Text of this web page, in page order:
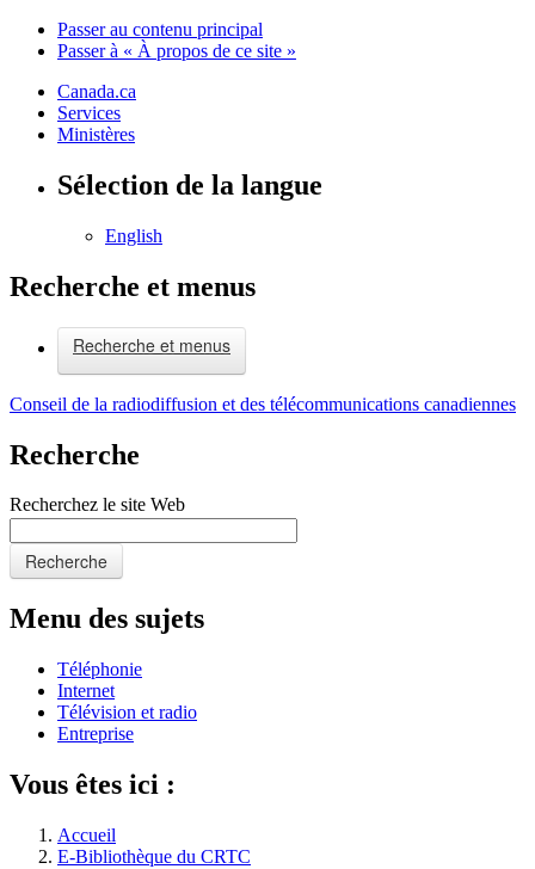
Passer au contenu principal
Passer à « À propos de ce site »
Canada.ca
Services
Ministères
Sélection de la langue
English
Recherche et menus
Recherche et menus
Conseil de la radiodiffusion et des télécommunications canadiennes
Recherche
Recherchez le site Web
Recherche
Menu des sujets
Téléphonie
Internet
Télévision et radio
Entreprise
Vous êtes ici :
Accueil
E-Bibliothèque du CRTC